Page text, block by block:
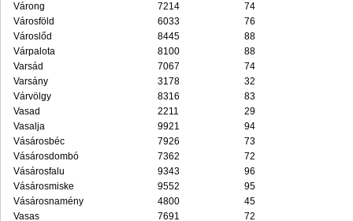
Várong
7214
74
Városföld
6033
76
Városlőd
8445
88
Várpalota
8100
88
Varsád
7067
74
Varsány
3178
32
Várvölgy
8316
83
Vasad
2211
29
Vasalja
9921
94
Vásárosbéc
7926
73
Vásárosdombó
7362
72
Vásárosfalu
9343
96
Vásárosmiske
9552
95
Vásárosnamény
4800
45
Vasas
7691
72